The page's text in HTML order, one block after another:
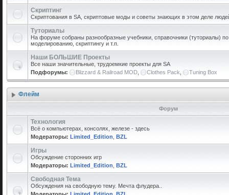
Скриптинг
Скриптования в SA, скриптовые моды и советы знающих в этом деле
Туториалы
На форуме собраны разнообразные учебники, справочники (туториалы)
моделированию, скриптингу и т.п.
Наши БОЛЬШИЕ Проекты
Все наши значительные, трудоемкие проекты для SA
Подфорумы:
Blizzard & Railroad MOD Clothes Pack Tuning Box
Флейм
Форум
Технология
Всё о компьютерах, консолях, железе - здесь
Модераторы: Limited_Edition BZL
Игры
Обсуждение сторонних игр
Модераторы: Limited_Edition BZL
Свободная Тема
Обсуждения на свободную тему. Мечта флудера..